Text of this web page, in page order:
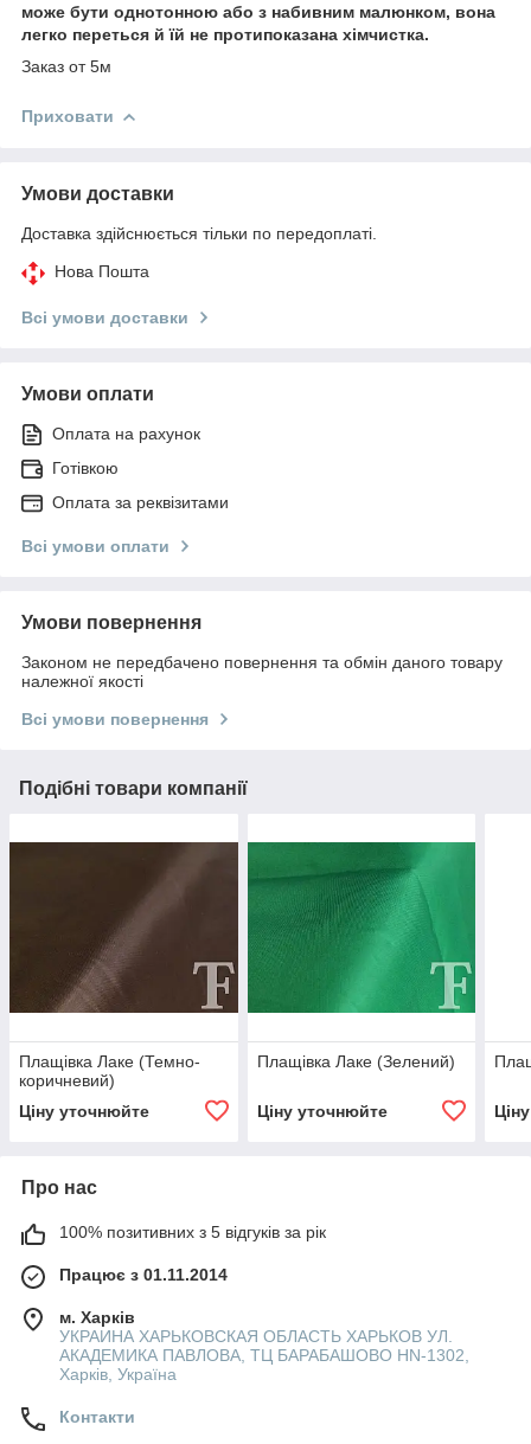
може бути однотонною або з набивним малюнком, вона
легко переться й їй не протипоказана хімчистка.
Заказ от 5м
Приховати
Умови доставки
Доставка здійснюється тільки по передоплаті.
Нова Пошта
Всі умови доставки
Умови оплати
Оплата на рахунок
Готівкою
Оплата за реквізитами
Всі умови оплати
Умови повернення
Законом не передбачено повернення та обмін даного товару
належної якості
Всі умови повернення
Подібні товари компанії
Плащівка Лаке (Темно-
коричневий)
Ціну уточнюйте
Плащівка Лаке (Зелений)
Ціну уточнюйте
Про нас
100% позитивних з 5 відгуків за рік
Працює з 01.11.2014
м. Харків
УКРАИНА ХАРЬКОВСКАЯ ОБЛАСТЬ ХАРЬКОВ УЛ.
АКАДЕМИКА ПАВЛОВА, ТЦ БАРАБАШОВО HN-1302,
Харків, Україна
Контакти